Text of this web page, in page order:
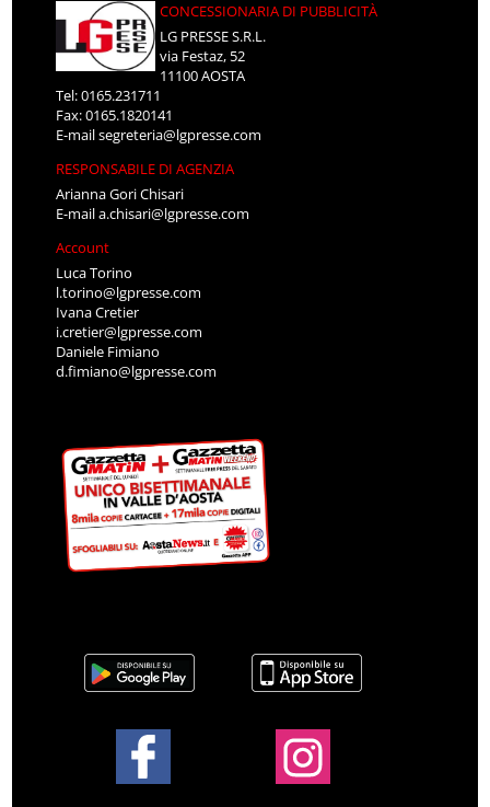
CONCESSIONARIA DI PUBBLICITÀ
LG PRESSE S.R.L.
via Festaz, 52
11100 AOSTA
Tel: 0165.231711
Fax: 0165.1820141
E-mailsegreteria@lgpresse.com
RESPONSABILE DI AGENZIA
Arianna Gori Chisari
E-maila.chisari@lgpresse.com
Account
Luca Torino
l.torino@lgpresse.com
Ivana Cretier
i.cretier@lgpresse.com
Daniele Fimiano
d.fimiano@lgpresse.com